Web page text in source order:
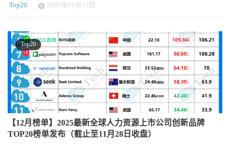
值榜单，为我们提供了一个观察这个行业动态和趋势的窗口。随着
财报发布和各国经济情况的不同，不同细分领域的HR上市机构也遇
到了不同的表现。一起来看看。 2026全球人力资源上市公司创新品
牌市值TOP20榜单（2026年1月新版） 更多信息可以关注
HRTechChina.com (另微信公众号压缩图片压缩的很厉害，高清的可
以访问网站获取 ) 特别注意，因以美元为单位，所以在汇率换算中
会有一定的浮动，仅供参考。 全球人力资源上市公司创新品牌市值
Top20榜单每月的最后一个交易日（当地时间）收盘市值和股价为基
准，同时以当天汇率兑换美元市值排名。 关于创新品牌榜单评选核
心基于以下几个方面： 对于中国HR行业发展具有极大参考和标杆作
用 实际业务发展中具有创新业务和创新举措 不同业态和不同国家的
多样性分布考虑 遴选名单重点参考HRTech LRP品牌监测指数 榜单
不包含市值核心构成非HR业务的公司 入围门槛的市值最低为10亿美
Top20 2026年01月12日
Top20
【12月榜单】2025最新全球人力资源上市公司创新品牌
TOP20榜单发布（截止至11月28日收盘）